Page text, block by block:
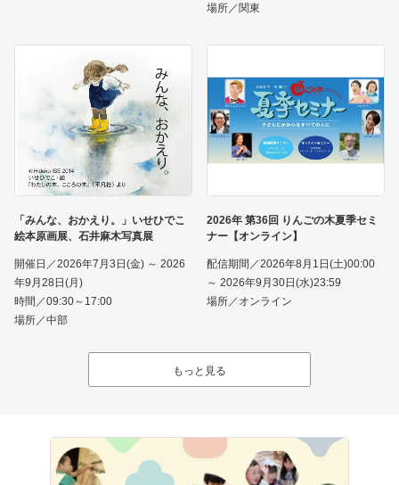
場所／関東
「みんな、おかえり。」いせひでこ
絵本原画展、石井麻木写真展
開催日／2026年7月3日(金) ～ 2026
年9月28日(月)
時間／09:30～17:00
場所／中部
2026年 第36回 りんごの木夏季セミ
ナー【オンライン】
配信期間／2026年8月1日(土)00:00
～ 2026年9月30日(水)23:59
場所／オンライン
もっと見る